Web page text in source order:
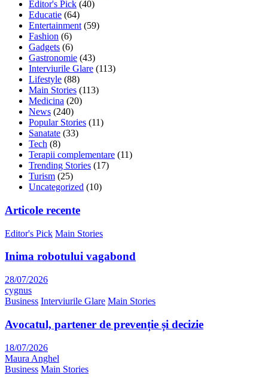
Editor's Pick (40)
Educatie (64)
Entertainment (59)
Fashion (6)
Gadgets (6)
Gastronomie (43)
Interviurile Glare (113)
Lifestyle (88)
Main Stories (113)
Medicina (20)
News (240)
Popular Stories (11)
Sanatate (33)
Tech (8)
Terapii complementare (11)
Trending Stories (17)
Turism (25)
Uncategorized (10)
Articole recente
Editor's Pick Main Stories
Inima robotului vagabond
28/07/2026
cygnus
Business Interviurile Glare Main Stories
Avocatul, partener de prevenție și decizie
18/07/2026
Maura Anghel
Business Main Stories